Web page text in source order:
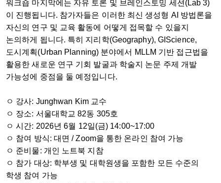
워크숍 마지막에는 자유 토론 및 브레인스토밍 세션(Lab 3)
이 진행됩니다. 참가자들은 이러한 최신 생성형 AI 방법론을
자신의 연구 및 교육 활동에 어떻게 접목할 수 있을지
논의하게 됩니다. 특히 지리학(Geography), GIScience,
도시계획(Urban Planning) 분야에서 MLLM 기반 접근법을
활용한 새로운 연구 기회 발굴과 학술지 논문 주제 개발
가능성에 중점을 둘 예정입니다.
ㅇ 강사: Junghwan Kim 교수
ㅇ 장소: 서울대학교 82동 305호
ㅇ 시간: 2026년 6월 12일(금) 14:00~17:00
ㅇ 참여 방식: 대면 / Zoom을 통한 온라인 참여 가능
ㅇ 준비물: 개인 노트북 지참
ㅇ 참가 대상: 학부생 및 대학원생을 포함한 모든 수준의
학생 참여 가능